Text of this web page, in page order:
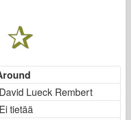
David Lueck Rembert
Ei tietää